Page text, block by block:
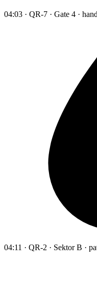
04:03 · QR-7 · Gate 4 ·
04:11 · QR-2 · Sektor B ·